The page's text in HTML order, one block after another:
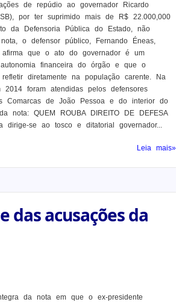
de repúdio ao governador Ricardo
por ter suprimido mais de R$ 22.000,000
da Defensoria Pública do Estado, não
o defensor público, Fernando Éneas,
afirma que o ato do governador é um
financeira do órgão e que o
diretamente na população carente. Na
2014 foram atendidas pelos defensores
Comarcas de João Pessoa e do interior do
nota: QUEM ROUBA DIREITO DE DEFESA
dirige-se ao tosco e ditatorial governador...
Leia mais»
das acusações da
da nota em que o ex-presidente